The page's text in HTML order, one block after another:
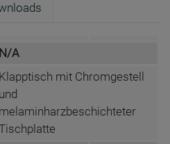
N/A
Klapptisch mit Chromgestell
und
melaminharzbeschichteter